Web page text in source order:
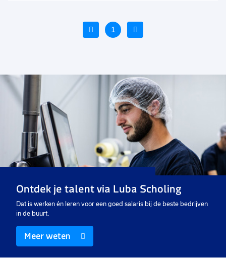
Vorige
1
Voeg
toe
aan
favorieten
Parttime administratief
medewerker
16 uur
€ 15,00- € 16,00 p.u.
Ontdek je talent via Luba Scholing
Dat is werken én leren voor een goed salaris bij de beste bedrijven
in de buurt.
Meer weten